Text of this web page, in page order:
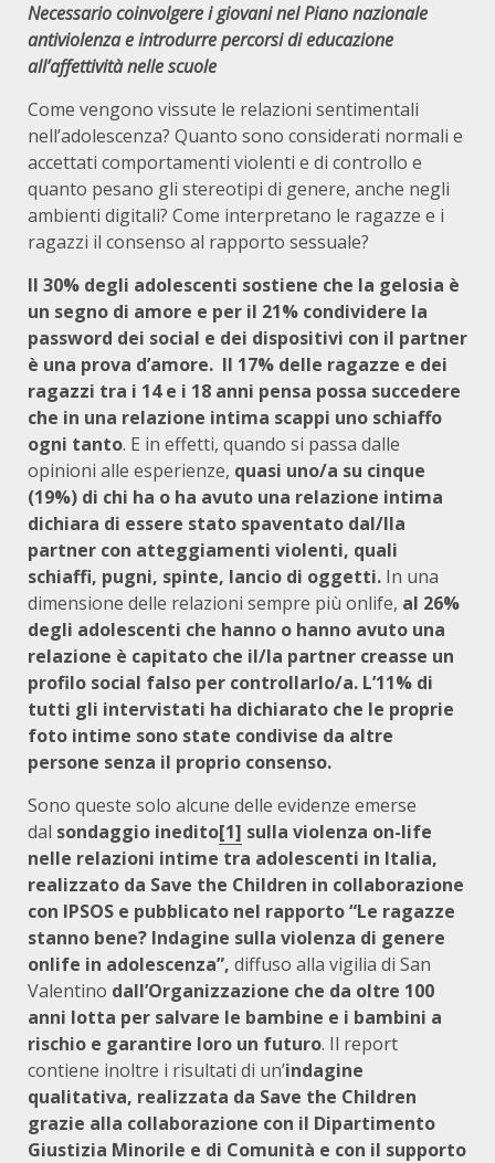
Necessario coinvolgere i giovani nel Piano nazionale
antiviolenza e introdurre percorsi di educazione
all’affettività nelle scuole
Come vengono vissute le relazioni sentimentali
nell’adolescenza? Quanto sono considerati normali e
accettati comportamenti violenti e di controllo e
quanto pesano gli stereotipi di genere, anche negli
ambienti digitali? Come interpretano le ragazze e i
ragazzi il consenso al rapporto sessuale?
Il 30% degli adolescenti sostiene che la gelosia è
un segno di amore e per il 21% condividere la
password dei social e dei dispositivi con il partner
è una prova d’amore. Il 17% delle ragazze e dei
ragazzi tra i 14 e i 18 anni pensa possa succedere
che in una relazione intima scappi uno schiaffo
ogni tanto. E in effetti, quando si passa dalle
opinioni alle esperienze, quasi uno/a su cinque
(19%) di chi ha o ha avuto una relazione intima
dichiara di essere stato spaventato dal/lla
partner con atteggiamenti violenti, quali
schiaffi, pugni, spinte, lancio di oggetti. In una
dimensione delle relazioni sempre più onlife, al 26%
degli adolescenti che hanno o hanno avuto una
relazione è capitato che il/la partner creasse un
profilo social falso per controllarlo/a. L’11% di
tutti gli intervistati ha dichiarato che le proprie
foto intime sono state condivise da altre
persone senza il proprio consenso.
Sono queste solo alcune delle evidenze emerse
dal sondaggio inedito[1] sulla violenza on-life
nelle relazioni intime tra adolescenti in Italia,
realizzato da Save the Children in collaborazione
con IPSOS e pubblicato nel rapporto “Le ragazze
stanno bene? Indagine sulla violenza di genere
onlife in adolescenza”, diffuso alla vigilia di San
Valentino dall’Organizzazione che da oltre 100
anni lotta per salvare le bambine e i bambini a
rischio e garantire loro un futuro. Il report
contiene inoltre i risultati di un’indagine
qualitativa, realizzata da Save the Children
grazie alla collaborazione con il Dipartimento
Giustizia Minorile e di Comunità e con il supporto